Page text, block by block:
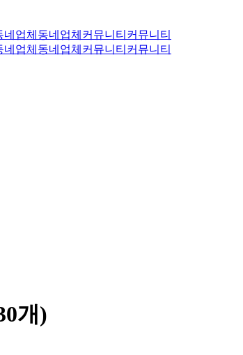
네업체 동네업체 커뮤니티 커뮤니티
네업체 동네업체 커뮤니티 커뮤니티
개)